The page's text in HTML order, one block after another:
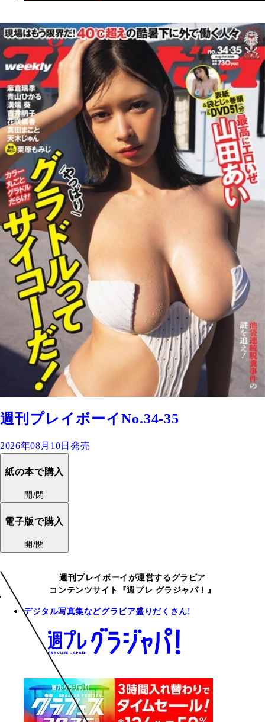
週刊プレイボーイNo.34-35
2026年08月10日発売
紙の本で購入
開/閉
電子版で購入
開/閉
週刊プレイボーイが運営するグラビア
コンテンツサイト『週プレ グラジャパ！』
デジタル写真集などグラビア盛りだくさん!